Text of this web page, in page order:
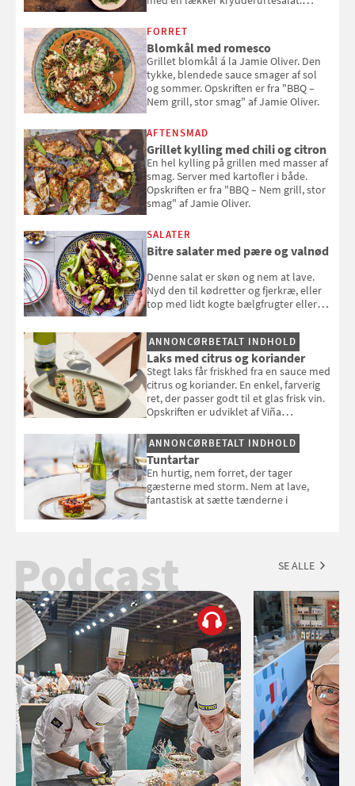
smag" af Jamie Oliver.
FORRET
Blomkål med romesco
Grillet blomkål á la Jamie Oliver. Den
tykke, blendede sauce smager af sol
og sommer. Opskriften er fra "BBQ –
Nem grill, stor smag" af Jamie Oliver.
AFTENSMAD
Grillet kylling med chili og citron
En hel kylling på grillen med masser af
smag. Server med kartofler i både.
Opskriften er fra "BBQ – Nem grill, stor
smag" af Jamie Oliver.
SALATER
Bitre salater med pære og valnød
Denne salat er skøn og nem at lave.
Nyd den til kødretter og fjerkræ, eller
top med lidt kogte bælgfrugter eller
selvstændigt måltid. Opskriften er fra
Louisa Lorangs kogebog "Salat".
ANNONCØRBETALT INDHOLD
Laks med citrus og koriander
Stegt laks får friskhed fra en sauce med
citrus og koriander. En enkel, farverig
ret, der passer godt til et glas frisk vin.
Opskriften er udviklet af Viña
ANNONCØRBETALT INDHOLD
Tuntartar
En hurtig, nem forret, der tager
gæsterne med storm. Nem at lave,
fantastisk at sætte tænderne i
Podcast SE ALLE